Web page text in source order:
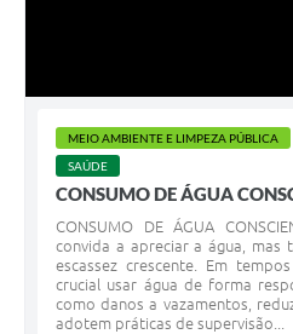
MEIO AMBIENTE E LIMPEZA PÚBLICA
SAÚDE
CONSUMO DE ÁGUA
CONSUMO DE ÁGUA
convida a apreciar a água, mas
escassez crescente. Em
crucial usar água de forma
como danos a vazamentos,
adotem práticas de supervisão...